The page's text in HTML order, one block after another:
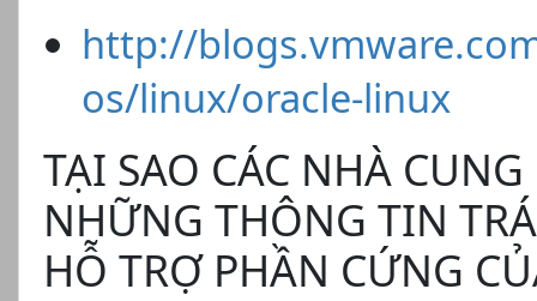
http://
os/linux/oracle-linux
TẠI SAO CÁC NHÀ
NHỮNG THÔNG TIN
HỖ TRỢ PHẦN CỨNG